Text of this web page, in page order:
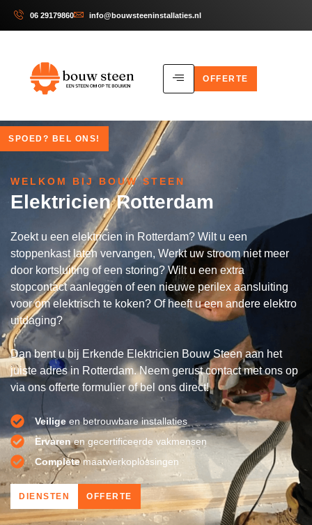
06 29179860 info@bouwsteeninstallaties.nl
OFFERTE
SPOED? BEL ONS!
WELKOM BIJ BOUW STEEN
Elektricien Rotterdam
Zoekt u een elektricien in Rotterdam? Wilt u een
stoppenkast laten vervangen, Werkt uw stroom niet meer
door kortsluiting of een storing? Wilt u een extra
stopcontact aanleggen of een nieuwe perilex aansluiting
voor om elektrisch te koken? Of heeft u een andere elektro
uitdaging?
Dan bent u bij Erkende Elektricien Bouw Steen aan het
juiste adres in Rotterdam. Neem gerust contact met ons op
via ons offerte formulier of bel ons direct!
Veilige en betrouwbare installaties
Ervarenen gecertificeerde vakmensen
Completemaatwerkoplossingen
DIENSTEN OFFERTE